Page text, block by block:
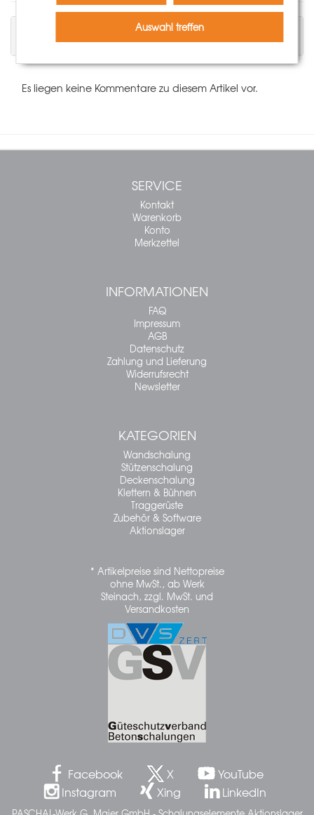
Sie müssen angemeldet sein, um einen
Kommentar schreiben zu können.
Es liegen keine Kommentare zu diesem Artikel vor.
SERVICE
Kontakt
Warenkorb
Konto
Merkzettel
INFORMATIONEN
FAQ
Impressum
AGB
Datenschutz
Zahlung und Lieferung
Widerrufsrecht
Newsletter
KATEGORIEN
Wandschalung
Stützenschalung
Deckenschalung
Klettern & Bühnen
Traggerüste
Zubehör & Software
Aktionslager
* Artikelpreise sind Nettopreise
ohne MwSt., ab Werk
Steinach, zzgl. MwSt. und
Versandkosten
Facebook X
YouTube
Instagram
Xing LinkedIn
Auswahl treffen